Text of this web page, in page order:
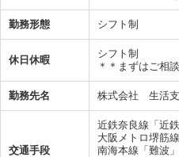
勤務形態 シフト制
休日休暇
シフト制
＊＊まずはご相
勤務先名 株式会社 生活支
交通手段
近鉄奈良線「近
大阪メトロ堺筋
南海本線「難波